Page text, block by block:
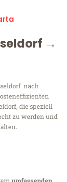
→
nach
die speziell
zu werden und